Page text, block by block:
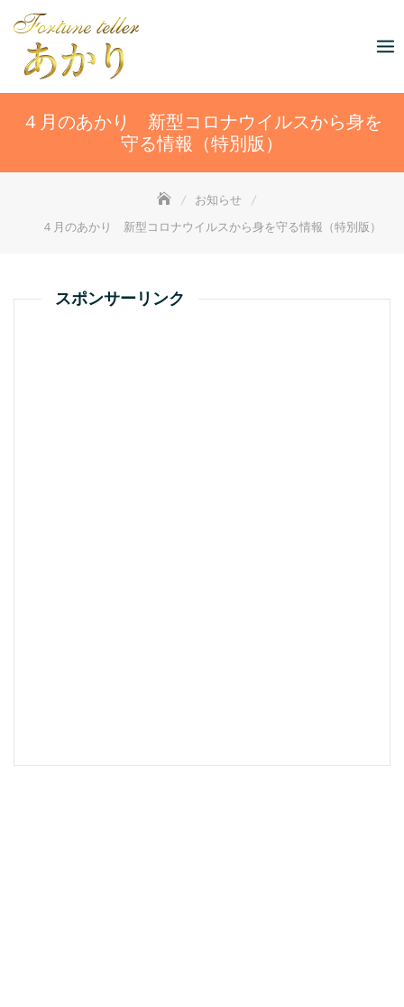
content
４月のあかり 新型コロナウイルスから身を
守る情報（特別版）
お知らせ
４月のあかり 新型コロナウイルスから身を守る情報（特別版）
スポンサーリンク